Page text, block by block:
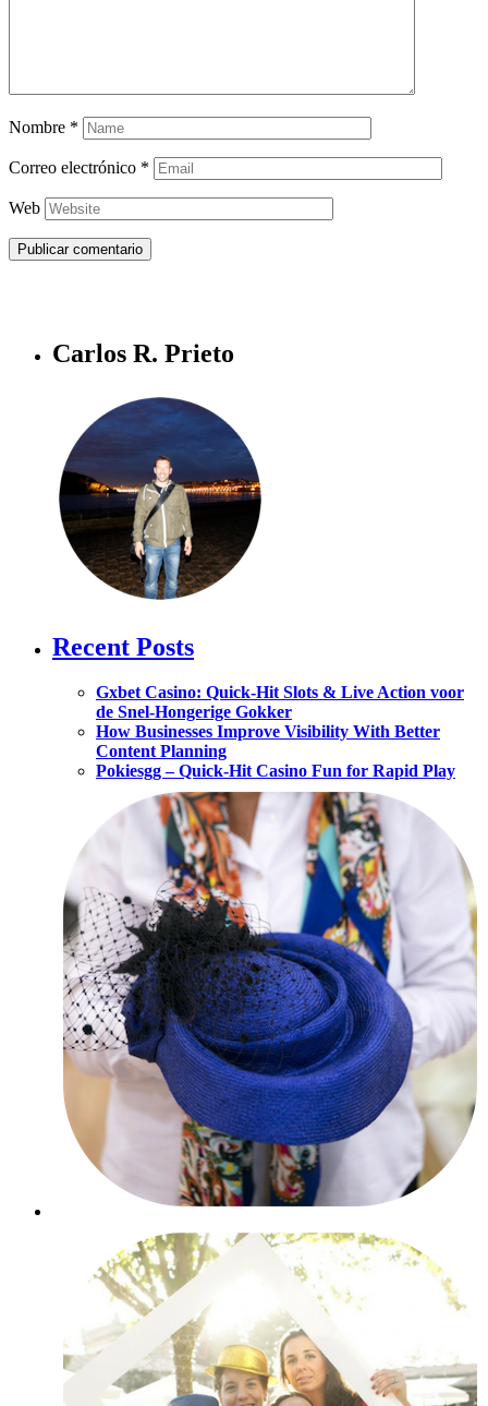
Nombre *
Correo electrónico *
Web
Carlos R. Prieto
Recent Posts
Gxbet Casino: Quick‑Hit Slots & Live Action voor
de Snel‑Hongerige Gokker
How Businesses Improve Visibility With Better
Content Planning
Pokiesgg – Quick‑Hit Casino Fun for Rapid Play